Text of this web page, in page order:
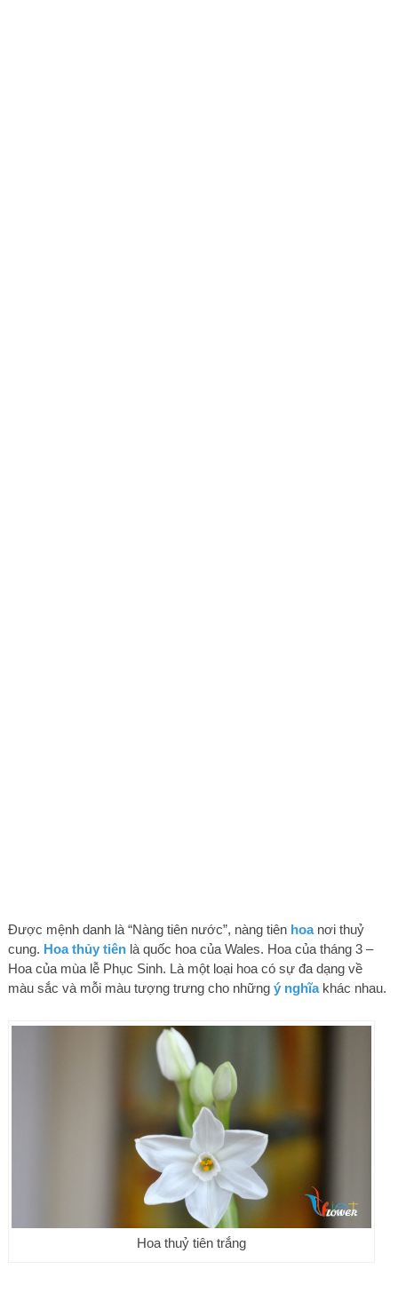
Được mệnh danh là “Nàng tiên nước”, nàng tiên hoanơi thuỷ
cung. Hoa thủy tiênlà quốc hoa của Wales. Hoa của tháng 3 –
Hoa của mùa lễ Phục Sinh. Là một loại hoa có sự đa dạng về
màu sắc và mỗi màu tượng trưng cho những ý nghĩakhác nhau.
Hoa thuỷ tiên trắng